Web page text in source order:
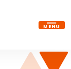
MENU